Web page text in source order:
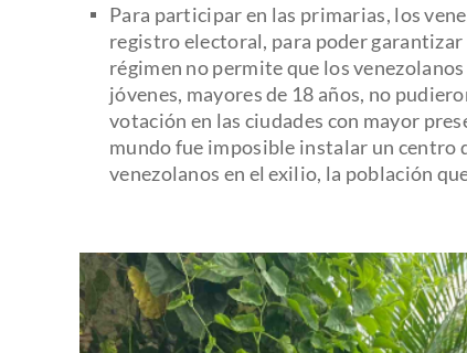
Para participar en las primarias, los
registro electoral, para poder garantizar
régimen no permite que los
jóvenes, mayores de 18 años, no
votación en las ciudades con mayor
mundo fue imposible instalar un centro
venezolanos en el exilio, la población